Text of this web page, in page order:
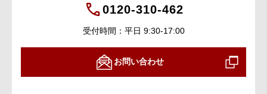
0120-310-462
受付時間：平日 9:30-17:00
お問い合わせ